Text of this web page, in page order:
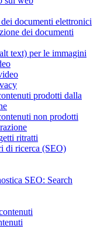
documenti elettronici
dei documenti
text) per le immagini
prodotti dalla
non prodotti
ritratti
di ricerca (SEO)
SEO: Search